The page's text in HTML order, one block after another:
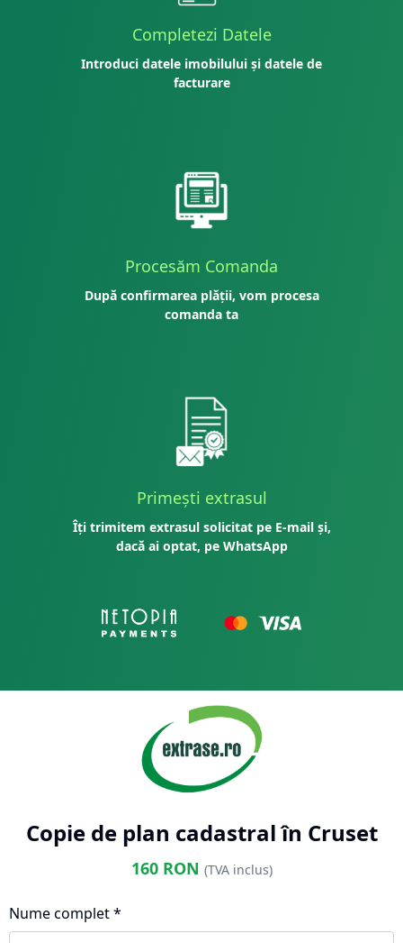
Completezi Datele
Introduci datele imobilului și datele de
facturare
Procesăm Comanda
După confirmarea plății, vom procesa
comanda ta
Primești extrasul
Îți trimitem extrasul solicitat pe E-mail și,
dacă ai optat, pe WhatsApp
Copie de plan cadastral în Cruset
160RON (TVA inclus)
Nume complet *